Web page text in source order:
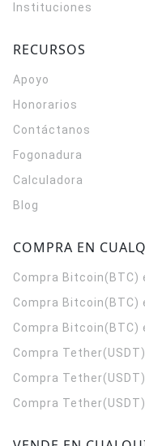
Instituciones
RECURSOS
Apoyo
Honorarios
Contáctanos
Fogonadura
Calculadora
Blog
COMPRA EN
Compra Bitcoin(BTC)
Compra Bitcoin(BTC)
Compra Bitcoin(BTC)
Compra
Compra
Compra